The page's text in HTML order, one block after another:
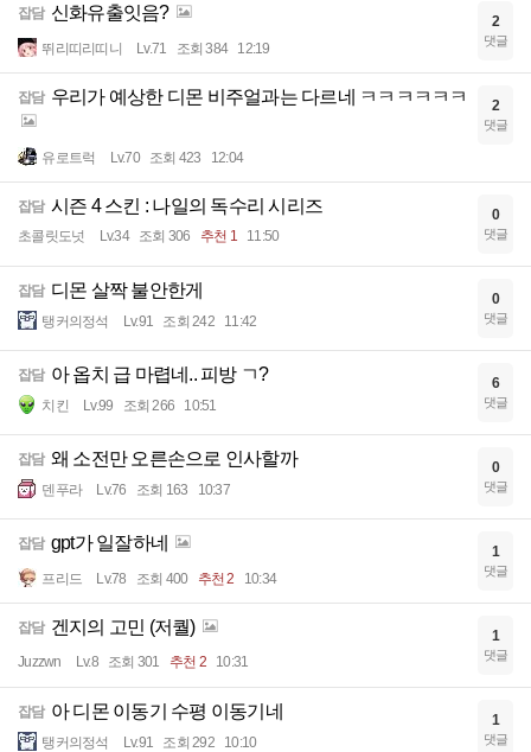
잡담 신화유출잇음?
뛰리띠리띠니 Lv.71 조회 384 12:19
2
댓글
잡담 우리가 예상한 디몬 비주얼과는 다르네 ㅋㅋㅋㅋㅋㅋ
유로트럭 Lv.70 조회 423 12:04
2
댓글
잡담 시즌 4 스킨 : 나일의 독수리 시리즈
초콜릿도넛 Lv.34 조회 306 추천 1 11:50
0
댓글
잡담 디몬 살짝 불안한게
탱커의정석 Lv.91 조회 242 11:42
0
댓글
잡담 아 옵치 급 마렵네.. 피방 ㄱ?
치킨 Lv.99 조회 266 10:51
6
댓글
잡담 왜 소전만 오른손으로 인사할까
덴푸라 Lv.76 조회 163 10:37
0
댓글
잡담 gpt가 일잘하네
프리드 Lv.78 조회 400 추천 2 10:34
1
댓글
잡담 겐지의 고민 (저퀄)
Juzzwn Lv.8 조회 301 추천 2 10:31
1
댓글
잡담 아 디몬 이동기 수평 이동기네
탱커의정석 Lv.91 조회 292 10:10
1
댓글